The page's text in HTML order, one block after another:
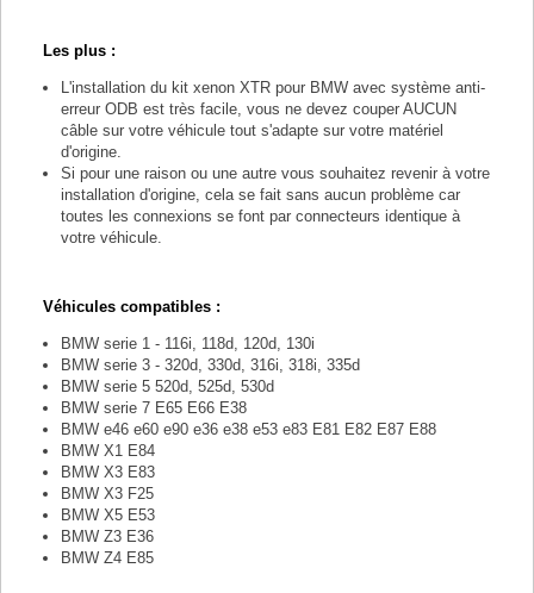
Les plus :
L'installation du kit xenon XTR pour BMW avec système anti-
erreur ODB est très facile, vous ne devez couper AUCUN
câble sur votre véhicule tout s'adapte sur votre matériel
d'origine.
Si pour une raison ou une autre vous souhaitez revenir à votre
installation d'origine, cela se fait sans aucun problème car
toutes les connexions se font par connecteurs identique à
votre véhicule.
Véhicules compatibles :
BMW serie 1 - 116i, 118d, 120d, 130i
BMW serie 3 - 320d, 330d, 316i, 318i, 335d
BMW serie 5 520d, 525d, 530d
BMW serie 7 E65 E66 E38
BMW e46 e60 e90 e36 e38 e53 e83 E81 E82 E87 E88
BMW X1 E84
BMW X3 E83
BMW X3 F25
BMW X5 E53
BMW Z3 E36
BMW Z4 E85